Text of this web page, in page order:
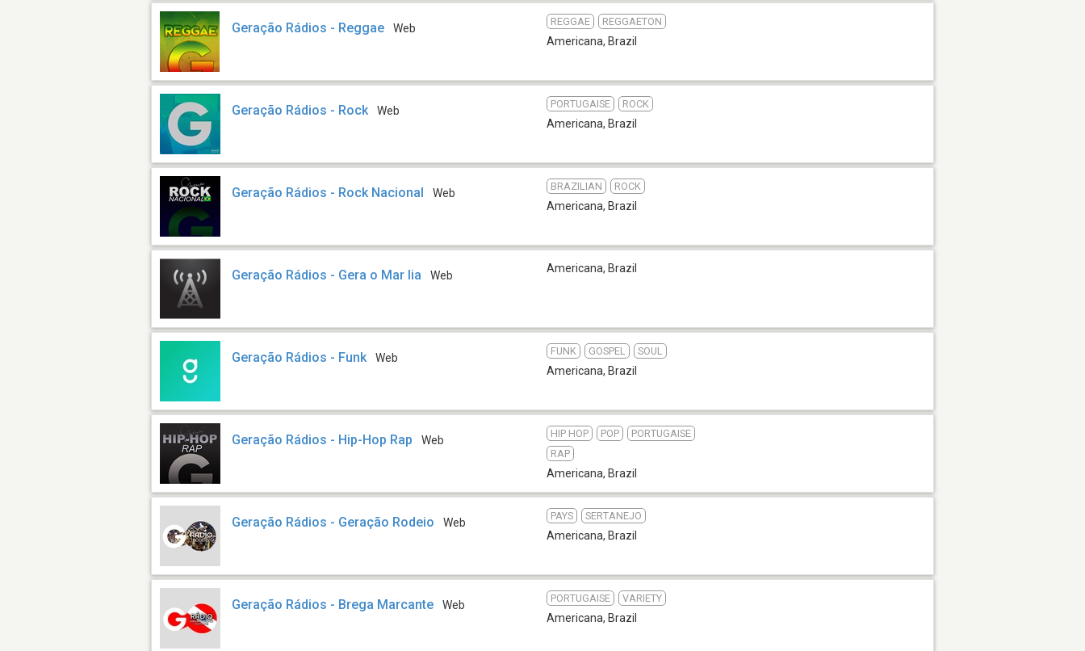
Geração Rádios - Reggae Web
REGGAE REGGAETON
Americana, Brazil
Geração Rádios - Rock Web
PORTUGAISE ROCK
Americana, Brazil
Geração Rádios - Rock Nacional Web
BRAZILIAN ROCK
Americana, Brazil
Geração Rádios - Gera o Mar lia Web
Americana, Brazil
Geração Rádios - Funk Web
FUNK GOSPEL SOUL
Americana, Brazil
Geração Rádios - Hip-Hop Rap Web
HIP HOP POP
PORTUGAISE
RAP
Americana, Brazil
Geração Rádios - Geração Rodeio Web
PAYS SERTANEJO
Americana, Brazil
Geração Rádios - Brega Marcante Web
PORTUGAISE VARIETY
Americana, Brazil